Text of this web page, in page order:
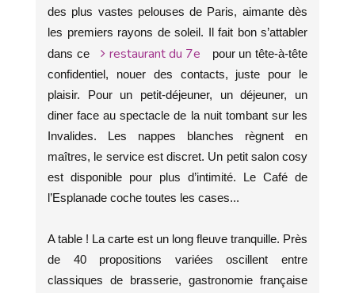
des plus vastes pelouses de Paris, aimante dès
les premiers rayons de soleil. Il fait bon s’attabler
dans ce
restaurant du 7e
pour un tête-à-tête
confidentiel, nouer des contacts, juste pour le
plaisir. Pour un petit-déjeuner, un déjeuner, un
diner face au spectacle de la nuit tombant sur les
Invalides. Les nappes blanches règnent en
maîtres, le service est discret. Un petit salon cosy
est disponible pour plus d’intimité. Le Café de
l’Esplanade coche toutes les cases...
A table ! La carte est un long fleuve tranquille. Près
de 40 propositions variées oscillent entre
classiques de brasserie, gastronomie française